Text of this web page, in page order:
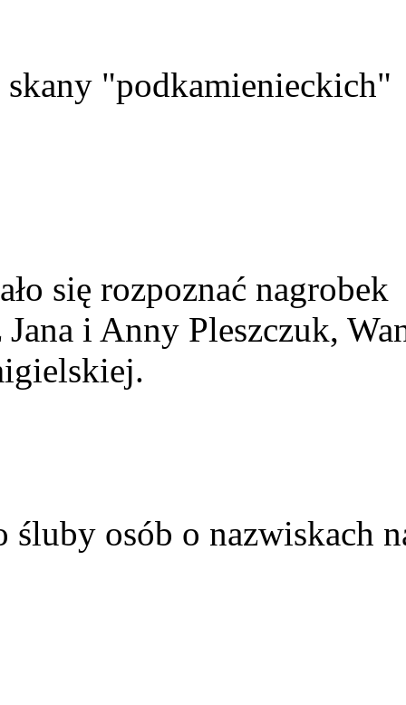
"podkamienieckich"
się rozpoznać nagrobek
i Anny Pleszczuk,
śluby osób o nazwiskach